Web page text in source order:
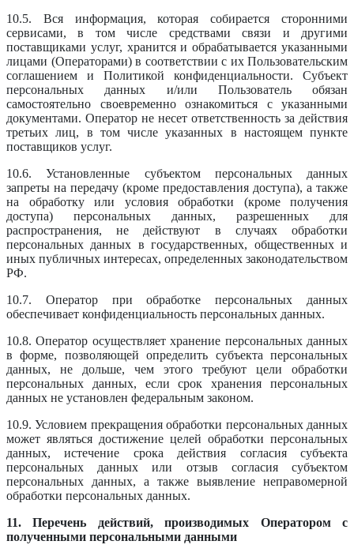
10.5. Вся информация, которая собирается сторонними
сервисами, в том числе средствами связи и другими
поставщиками услуг, хранится и обрабатывается указанными
лицами (Операторами) в соответствии с их Пользовательским
соглашением и Политикой конфиденциальности. Субъект
персональных данных и/или Пользователь обязан
самостоятельно своевременно ознакомиться с указанными
документами. Оператор не несет ответственность за действия
третьих лиц, в том числе указанных в настоящем пункте
поставщиков услуг.
10.6. Установленные субъектом персональных данных
запреты на передачу (кроме предоставления доступа), а также
на обработку или условия обработки (кроме получения
доступа) персональных данных, разрешенных для
распространения, не действуют в случаях обработки
персональных данных в государственных, общественных и
иных публичных интересах, определенных законодательством
РФ.
10.7. Оператор при обработке персональных данных
обеспечивает конфиденциальность персональных данных.
10.8. Оператор осуществляет хранение персональных данных
в форме, позволяющей определить субъекта персональных
данных, не дольше, чем этого требуют цели обработки
персональных данных, если срок хранения персональных
данных не установлен федеральным законом.
10.9. Условием прекращения обработки персональных данных
может являться достижение целей обработки персональных
данных, истечение срока действия согласия субъекта
персональных данных или отзыв согласия субъектом
персональных данных, а также выявление неправомерной
обработки персональных данных.
11. Перечень действий, производимых Оператором с
полученными персональными данными